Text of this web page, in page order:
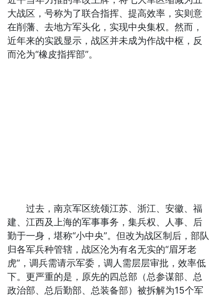
大战区，号称为了联合指挥、提高效率，实则意
在削藩、去地方军头化，实现中央集权。然而，
近年来的实践显示，战区并未成为作战中枢，反
而沦为“橡皮指挥部”。
过去，南京军区统领江苏、浙江、安徽、福
建、江西及上海的军事事务，集兵权、人事、后
勤于一身，堪称“小中央”。但改为战区制后，部队
归各军兵种管辖，战区沦为有名无实的“眉牙老
虎”，调兵需请示军委，调人需层层审批，效率低
下。更严重的是，原先的四总部（总参谋部、总
政治部、总后勤部、总装备部）被拆解为15个军